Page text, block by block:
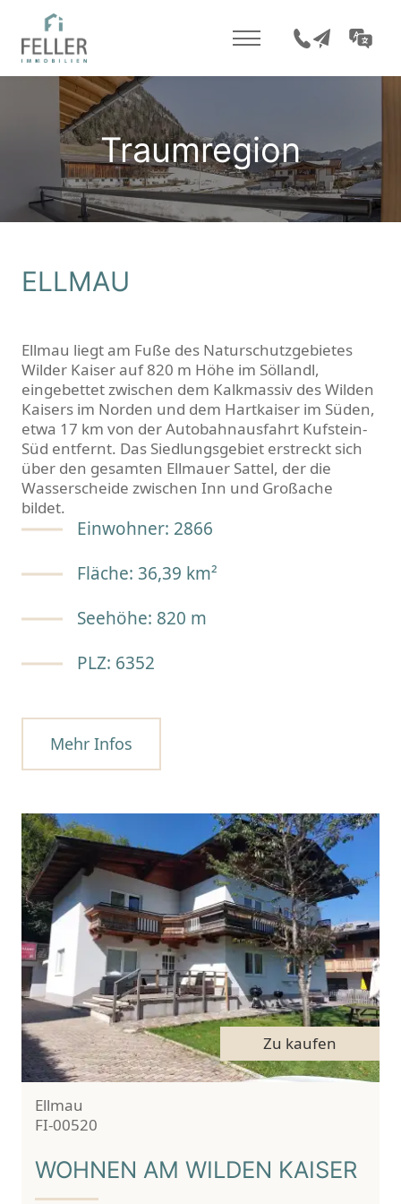
+43 5352 207
DE
Traumregion
ELLMAU
Ellmau liegt am Fuße des Naturschutzgebietes
Wilder Kaiser auf 820 m Höhe im Söllandl,
eingebettet zwischen dem Kalkmassiv des Wilden
Kaisers im Norden und dem Hartkaiser im Süden,
etwa 17 km von der Autobahnausfahrt Kufstein-
Süd entfernt. Das Siedlungsgebiet erstreckt sich
über den gesamten Ellmauer Sattel, der die
Wasserscheide zwischen Inn und Großache
bildet.
Einwohner: 2866
Fläche: 36,39 km²
Seehöhe: 820 m
PLZ: 6352
Mehr Infos
Link zum Objekt Wohnen am Wilden Kaiser
Vermarktungsart:
Zu kaufen
Ort:
Ellmau
Objekt ID:
FI-00520
WOHNEN AM WILDEN KAISER